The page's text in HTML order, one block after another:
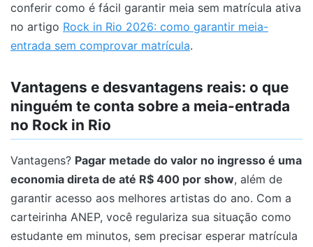
conferir como é fácil garantir meia sem matrícula ativa
no artigo Rock in Rio 2026: como garantir meia-
entrada sem comprovar matrícula.
Vantagens e desvantagens reais: o que
ninguém te conta sobre a meia-entrada
no Rock in Rio
Vantagens? Pagar metade do valor no ingresso é uma
economia direta de até R$ 400 por show, além de
garantir acesso aos melhores artistas do ano. Com a
carteirinha ANEP, você regulariza sua situação como
estudante em minutos, sem precisar esperar matrícula